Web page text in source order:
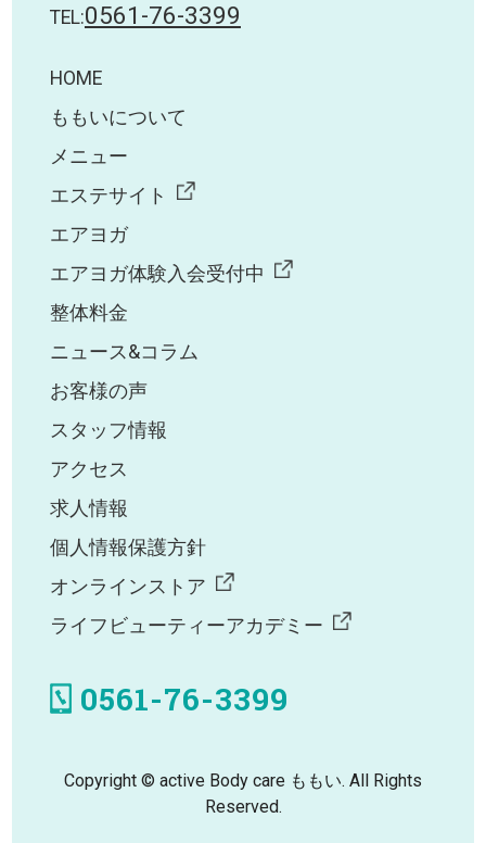
TEL:0561-76-3399
HOME
ももいについて
メニュー
エステサイト
エアヨガ
エアヨガ体験入会受付中
整体料金
ニュース&コラム
お客様の声
スタッフ情報
アクセス
求人情報
個人情報保護方針
オンラインストア
ライフビューティーアカデミー
0561-76-3399
Copyright © active Body care ももい. All Rights
Reserved.